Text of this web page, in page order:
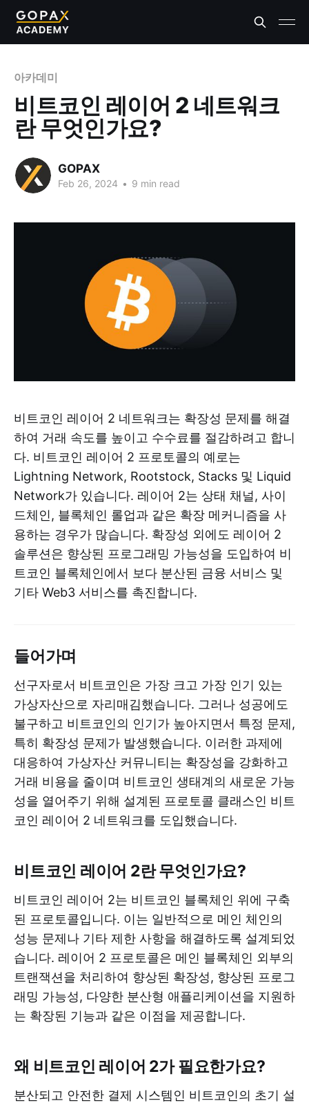
아카데미
비트코인 레이어 2 네트워크
란 무엇인가요?
GOPAX
Feb 26, 2024 • 9 min read
비트코인 레이어 2 네트워크는 확장성 문제를 해결
하여 거래 속도를 높이고 수수료를 절감하려고 합니
다. 비트코인 레이어 2 프로토콜의 예로는
Lightning Network, Rootstock, Stacks 및 Liquid
Network가 있습니다. 레이어 2는 상태 채널, 사이
드체인, 블록체인 롤업과 같은 확장 메커니즘을 사
용하는 경우가 많습니다. 확장성 외에도 레이어 2
솔루션은 향상된 프로그래밍 가능성을 도입하여 비
트코인 ​​블록체인에서 보다 분산된 금융 서비스 및
기타 Web3 서비스를 촉진합니다.
들어가며
선구자로서 비트코인은 가장 크고 가장 인기 있는
가상자산으로 자리매김했습니다. 그러나 성공에도
불구하고 비트코인의 인기가 높아지면서 특정 문제,
특히 확장성 문제가 발생했습니다. 이러한 과제에
대응하여 가상자산 커뮤니티는 확장성을 강화하고
거래 비용을 줄이며 비트코인 ​​생태계의 새로운 가능
성을 열어주기 위해 설계된 프로토콜 클래스인 비트
코인 ​​레이어 2 네트워크를 도입했습니다.
비트코인 레이어 2란 무엇인가요?
비트코인 레이어 2는 비트코인 ​​블록체인 위에 구축
된 프로토콜입니다. 이는 일반적으로 메인 체인의
성능 문제나 기타 제한 사항을 해결하도록 설계되었
습니다. 레이어 2 프로토콜은 메인 블록체인 외부의
트랜잭션을 처리하여 향상된 확장성, 향상된 프로그
래밍 가능성, 다양한 분산형 애플리케이션을 지원하
는 확장된 기능과 같은 이점을 제공합니다.
왜 비트코인 ​​레이어 2가 필요한가요?
분산되고 안전한 결제 시스템인 비트코인의 초기 설